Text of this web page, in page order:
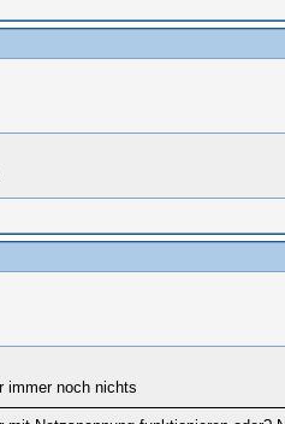
immer noch nichts